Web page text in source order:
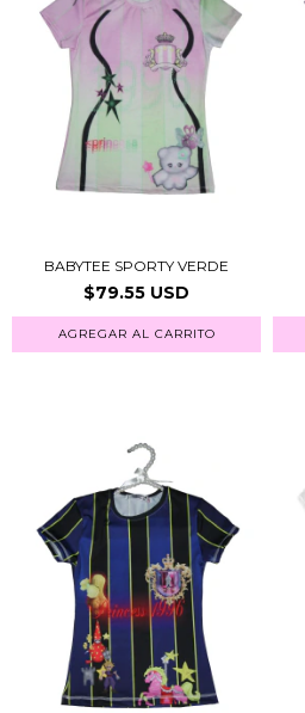
BABYTEE SPORTY VERDE
$79.55 USD
AGREGAR AL CARRITO